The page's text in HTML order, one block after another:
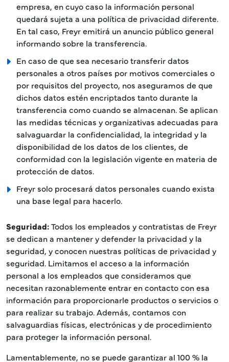
empresa, en cuyo caso la información personal
quedará sujeta a una política de privacidad diferente.
En tal caso, Freyr emitirá un anuncio público general
informando sobre la transferencia.
En caso de que sea necesario transferir datos
personales a otros países por motivos comerciales o
por requisitos del proyecto, nos aseguramos de que
dichos datos estén encriptados tanto durante la
transferencia como cuando se almacenan. Se aplican
las medidas técnicas y organizativas adecuadas para
salvaguardar la confidencialidad, la integridad y la
disponibilidad de los datos de los clientes, de
conformidad con la legislación vigente en materia de
protección de datos.
Freyr solo procesará datos personales cuando exista
una base legal para hacerlo.
Seguridad:Todos los empleados y contratistas de Freyr
se dedican a mantener y defender la privacidad y la
seguridad, y conocen nuestras políticas de privacidad y
seguridad. Limitamos el acceso a la información
personal a los empleados que consideramos que
necesitan razonablemente entrar en contacto con esa
información para proporcionarle productos o servicios o
para realizar su trabajo. Además, contamos con
salvaguardias físicas, electrónicas y de procedimiento
para proteger la información personal.
Lamentablemente, no se puede garantizar al 100 % la